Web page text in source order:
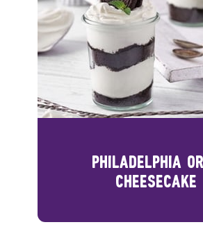
PHILADELPHIA
CHEESECAKE